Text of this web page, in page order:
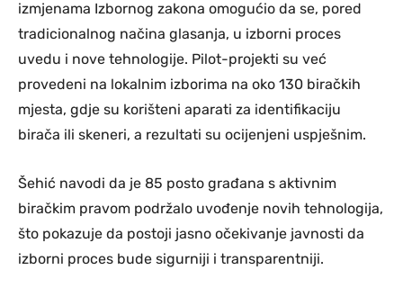
izmjenama Izbornog zakona omogućio da se, pored
tradicionalnog načina glasanja, u izborni proces
uvedu i nove tehnologije. Pilot-projekti su već
provedeni na lokalnim izborima na oko 130 biračkih
mjesta, gdje su korišteni aparati za identifikaciju
birača ili skeneri, a rezultati su ocijenjeni uspješnim.
Šehić navodi da je 85 posto građana s aktivnim
biračkim pravom podržalo uvođenje novih tehnologija,
što pokazuje da postoji jasno očekivanje javnosti da
izborni proces bude sigurniji i transparentniji.